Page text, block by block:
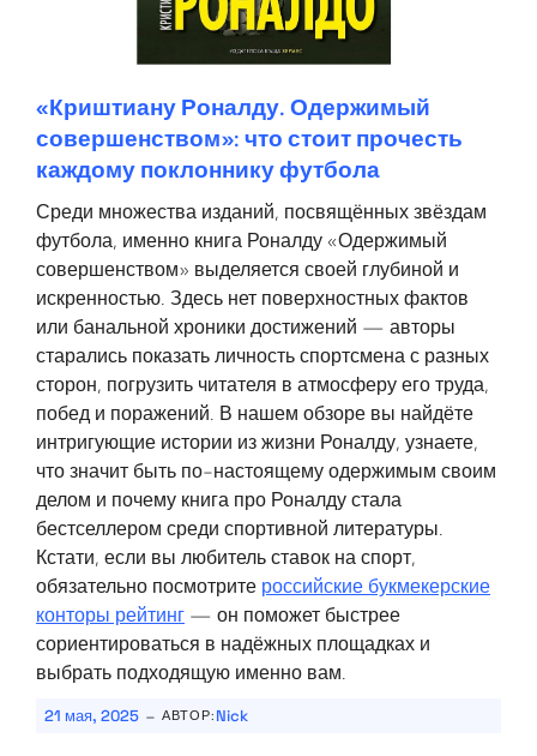
«Криштиану Роналду. Одержимый
совершенством»: что стоит прочесть
каждому поклоннику футбола
Среди множества изданий, посвящённых звёздам
футбола, именно книга Роналду «Одержимый
совершенством» выделяется своей глубиной и
искренностью. Здесь нет поверхностных фактов
или банальной хроники достижений — авторы
старались показать личность спортсмена с разных
сторон, погрузить читателя в атмосферу его труда,
побед и поражений. В нашем обзоре вы найдёте
интригующие истории из жизни Роналду, узнаете,
что значит быть по-настоящему одержимым своим
делом и почему книга про Роналду стала
бестселлером среди спортивной литературы.
Кстати, если вы любитель ставок на спорт,
обязательно посмотрите российские букмекерские
конторы рейтинг — он поможет быстрее
сориентироваться в надёжных площадках и
выбрать подходящую именно вам.
21 мая, 2025 - АВТОР: Nick